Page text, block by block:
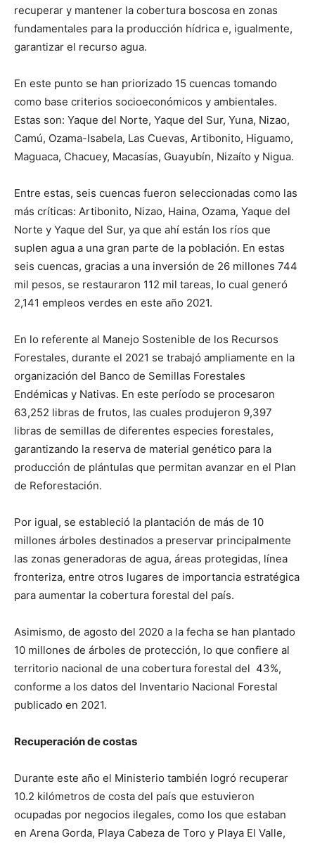
recuperar y mantener la cobertura boscosa en zonas
fundamentales para la producción hídrica e, igualmente,
garantizar el recurso agua.
En este punto se han priorizado 15 cuencas tomando
como base criterios socioeconómicos y ambientales.
Estas son: Yaque del Norte, Yaque del Sur, Yuna, Nizao,
Camú, Ozama-Isabela, Las Cuevas, Artibonito, Higuamo,
Maguaca, Chacuey, Macasías, Guayubín, Nizaíto y Nigua.
Entre estas, seis cuencas fueron seleccionadas como las
más críticas: Artibonito, Nizao, Haina, Ozama, Yaque del
Norte y Yaque del Sur, ya que ahí están los ríos que
suplen agua a una gran parte de la población. En estas
seis cuencas, gracias a una inversión de 26 millones 744
mil pesos, se restauraron 112 mil tareas, lo cual generó
2,141 empleos verdes en este año 2021.
En lo referente al Manejo Sostenible de los Recursos
Forestales, durante el 2021 se trabajó ampliamente en la
organización del Banco de Semillas Forestales
Endémicas y Nativas. En este período se procesaron
63,252 libras de frutos, las cuales produjeron 9,397
libras de semillas de diferentes especies forestales,
garantizando la reserva de material genético para la
producción de plántulas que permitan avanzar en el Plan
de Reforestación.
Por igual, se estableció la plantación de más de 10
millones árboles destinados a preservar principalmente
las zonas generadoras de agua, áreas protegidas, línea
fronteriza, entre otros lugares de importancia estratégica
para aumentar la cobertura forestal del país.
Asimismo, de agosto del 2020 a la fecha se han plantado
10 millones de árboles de protección, lo que confiere al
territorio nacional de una cobertura forestal del 43%,
conforme a los datos del Inventario Nacional Forestal
publicado en 2021.
Recuperación de costas
Durante este año el Ministerio también logró recuperar
10.2 kilómetros de costa del país que estuvieron
ocupadas por negocios ilegales, como los que estaban
en Arena Gorda, Playa Cabeza de Toro y Playa El Valle,